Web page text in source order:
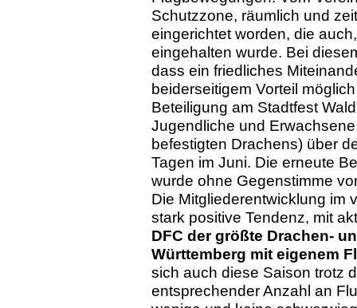
Schutzzone, räumlich und
eingerichtet worden, die
eingehalten wurde. Bei
dass ein friedliches
beiderseitigem Vorteil
Beteiligung am Stadtfest
Jugendliche und
befestigten Drachens) über
Tagen im Juni. Die erneute
wurde ohne Gegenstimme
Die Mitgliederentwicklung im
stark positive Tendenz, mit
DFC der größte Drachen-
Württemberg mit eigenem
sich auch diese Saison trotz
entsprechender Anzahl an